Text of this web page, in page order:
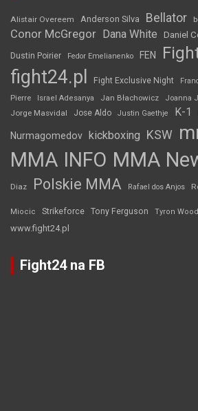
Alistair Overeem Anderson Silva Bellator
Conor McGregor Dana White Daniel
Dustin Poirier Fedor Emelianenko FEN
fight24.pl Fight Exclusive Night
Pierre
Israel Adesanya Jan Błachowicz Joanna
Jorge Masvidal Jose Aldo Justin Gaethje K-1
Nurmagomedov kickboxing KSW
MMA INFO MMA
Diaz Polskie MMA Rafael dos Anjos
Miocic Strikeforce Tony Ferguson Tyron
www.fight24.pl
Fight24 na FB